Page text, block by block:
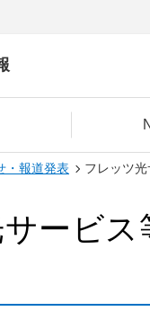
・報道発表 フレッツ
ービ